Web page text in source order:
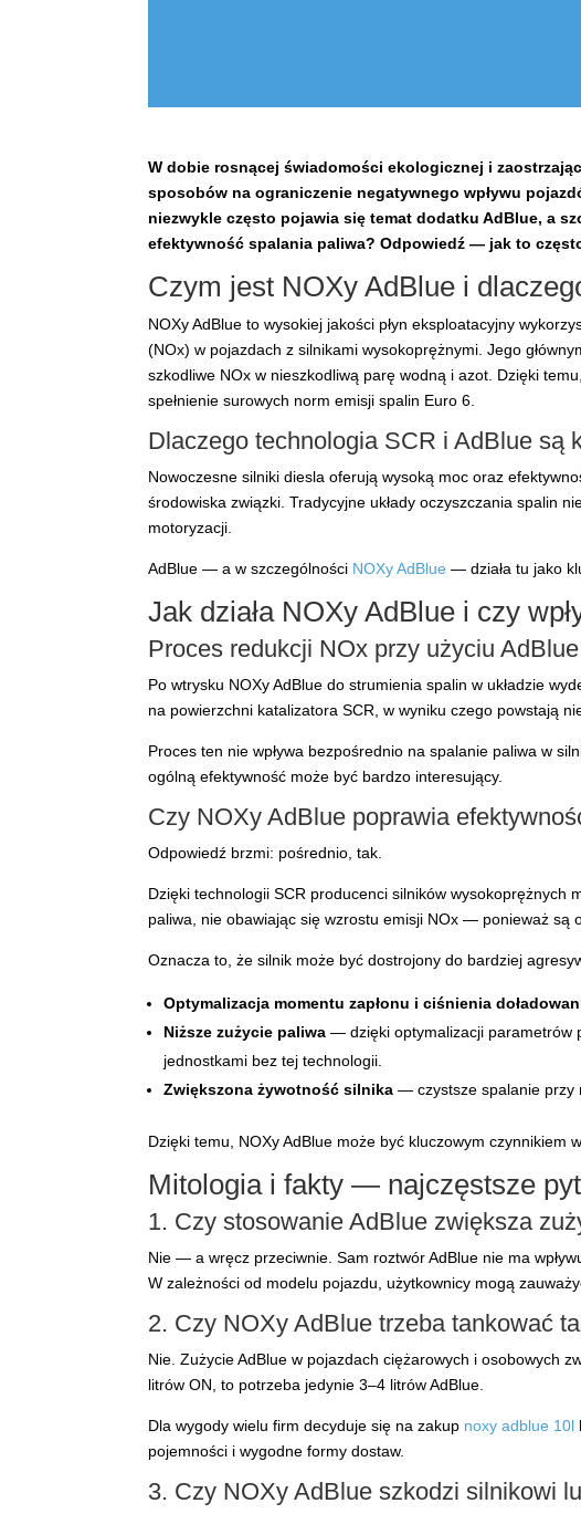
W dobie rosnącej świadomości ekologicznej i
sposobów na ograniczenie negatywnego wpływu
niezwykle często pojawia się temat dodatku AdBlue, a
efektywność spalania paliwa? Odpowiedź — jak to
Czym jest NOXy AdBlue i
NOXy AdBlue to wysokiej jakości płyn eksploatacyjny
(NOx) w pojazdach z silnikami wysokoprężnymi. Jego
szkodliwe NOx w nieszkodliwą parę wodną i azot. Dzięki
spełnienie surowych norm emisji spalin Euro 6.
Dlaczego technologia SCR i AdBlue są
Nowoczesne silniki diesla oferują wysoką moc oraz
środowiska związki. Tradycyjne układy oczyszczania spalin
motoryzacji.
AdBlue — a w szczególności NOXy AdBlue — działa tu jako
Jak działa NOXy AdBlue i czy
Proces redukcji NOx przy użyciu AdBlue
Po wtrysku NOXy AdBlue do strumienia spalin w układzie
na powierzchni katalizatora SCR, w wyniku czego powstają
Proces ten nie wpływa bezpośrednio na spalanie paliwa w
ogólną efektywność może być bardzo interesujący.
Czy NOXy AdBlue poprawia
Odpowiedź brzmi: pośrednio, tak.
Dzięki technologii SCR producenci silników wysokoprężnych
paliwa, nie obawiając się wzrostu emisji NOx — ponieważ są
Oznacza to, że silnik może być dostrojony do bardziej
Optymalizacja momentu zapłonu i ciśnienia
Niższe zużycie paliwa — dzięki optymalizacji parametrów
jednostkami bez tej technologii.
Zwiększona żywotność silnika — czystsze spalanie przy
Dzięki temu, NOXy AdBlue może być kluczowym czynnikiem
Mitologia i fakty — najczęstsze
1. Czy stosowanie AdBlue zwiększa
Nie — a wręcz przeciwnie. Sam roztwór AdBlue nie ma
W zależności od modelu pojazdu, użytkownicy mogą
2. Czy NOXy AdBlue trzeba tankować
Nie. Zużycie AdBlue w pojazdach ciężarowych i osobowych
litrów ON, to potrzeba jedynie 3–4 litrów AdBlue.
Dla wygody wielu firm decyduje się na zakup noxy adblue 10l
pojemności i wygodne formy dostaw.
3. Czy NOXy AdBlue szkodzi silnikowi